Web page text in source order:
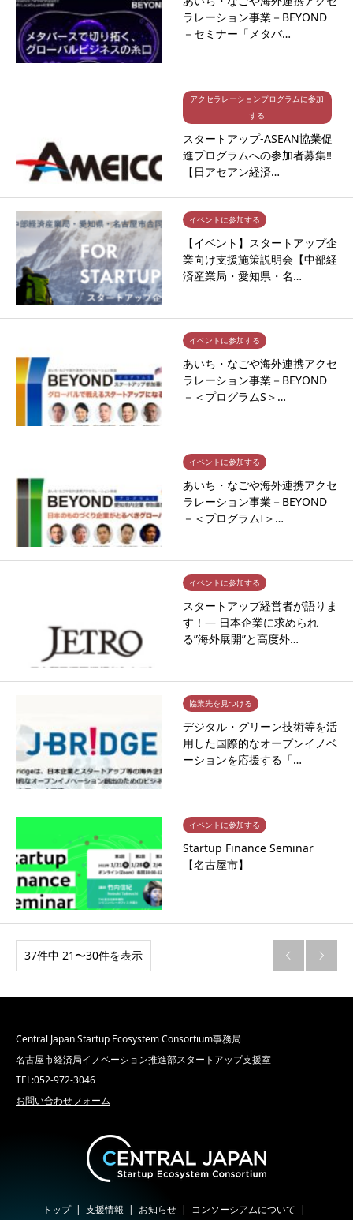
ラレーション事業－BEYOND
－セミナー「メタバ…
アクセラレーションプログラムに参加
する
スタートアップ-ASEAN協業促
進プログラムへの参加者募集‼
【日アセアン経済…
イベントに参加する
【イベント】スタートアップ企
業向け支援施策説明会【中部経
済産業局・愛知県・名…
イベントに参加する
あいち・なごや海外連携アクセ
ラレーション事業－BEYOND
－＜プログラムS＞…
イベントに参加する
あいち・なごや海外連携アクセ
ラレーション事業－BEYOND
－＜プログラムI＞…
イベントに参加する
スタートアップ経営者が語りま
す！― 日本企業に求められ
る”海外展開”と高度外…
協業先を見つける
デジタル・グリーン技術等を活
用した国際的なオープンイノベ
ーションを応援する「…
イベントに参加する
Startup Finance Seminar
【名古屋市】
37件中 21〜30件を表示  
Central Japan Startup Ecosystem Consortium事務局
名古屋市経済局イノベーション推進部スタートアップ支援室
TEL:052-972-3046
お問い合わせフォーム
トップ 支援情報 お知らせ コンソーシアムについて